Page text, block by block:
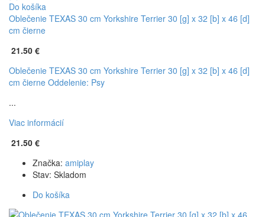
Do košíka
Oblečenie TEXAS 30 cm Yorkshire Terrier 30 [g] x 32 [b] x 46 [d]
cm čierne
21.50 €
Oblečenie TEXAS 30 cm Yorkshire Terrier 30 [g] x 32 [b] x 46 [d]
cm čierne Oddelenie: Psy
...
Viac informácií
21.50 €
Značka: amiplay
Stav: Skladom
Do košíka